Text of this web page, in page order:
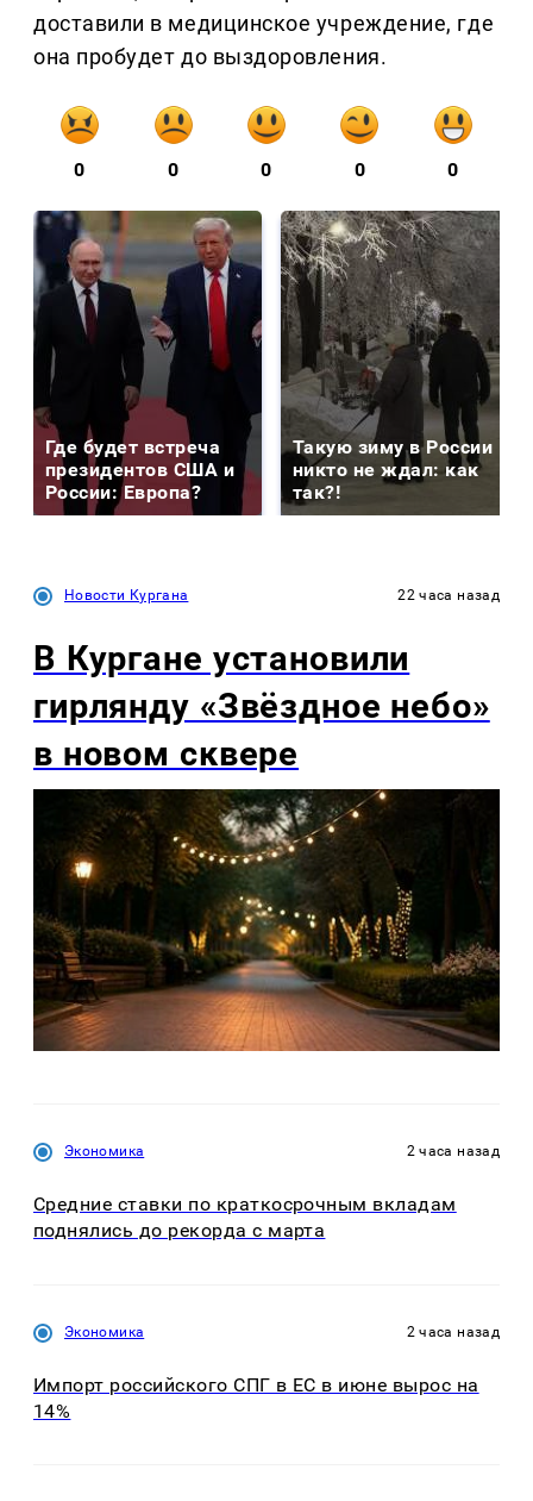
доставили в медицинское учреждение, где
она пробудет до выздоровления.
0 0 0 0 0
Где будет встреча
президентов США и
России: Европа?
Такую зиму в России
никто не ждал: как
так?!
Новости Кургана 22 часа назад
В Кургане установили
гирлянду «Звёздное небо»
в новом сквере
Экономика 2 часа назад
Средние ставки по краткосрочным вкладам
поднялись до рекорда с марта
Экономика 2 часа назад
Импорт российского СПГ в ЕС в июне вырос на
14%